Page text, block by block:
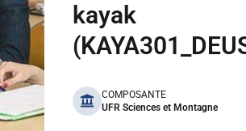
kayak
benefits
COMPOSANTE
UFR Sciences et Montagne